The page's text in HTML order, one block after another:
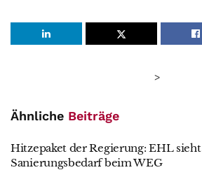
>
Ähnliche Beiträge
Hitzepaket der Regierung: EHL sieht
Sanierungsbedarf beim WEG